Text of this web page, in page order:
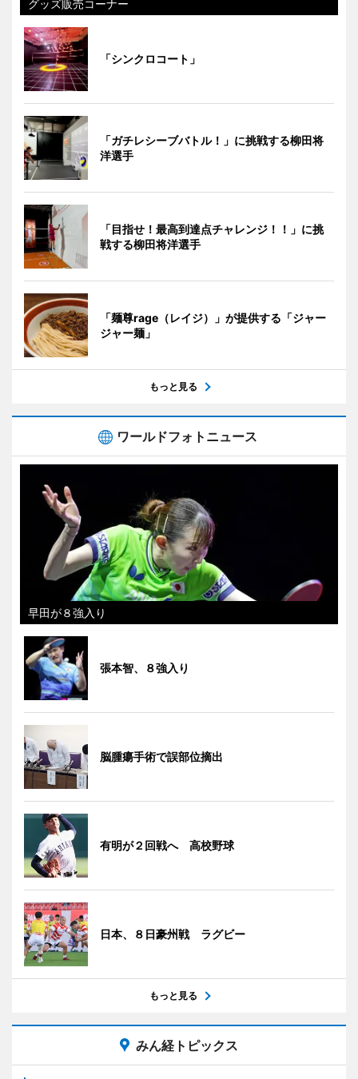
グッズ販売コーナー
「シンクロコート」
「ガチレシーブバトル！」に挑戦する柳田将
洋選手
「目指せ！最高到達点チャレンジ！！」に挑
戦する柳田将洋選手
「麺尊rage（レイジ）」が提供する「ジャー
ジャー麺」
もっと見る
ワールドフォトニュース
早田が８強入り
張本智、８強入り
脳腫瘍手術で誤部位摘出
有明が２回戦へ 高校野球
日本、８日豪州戦 ラグビー
もっと見る
みん経トピックス